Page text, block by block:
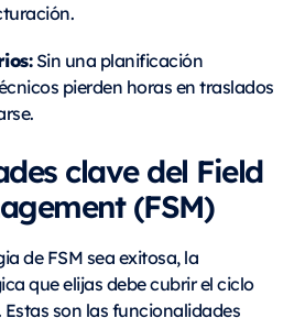
Sin una planificación
pierden horas en traslados
clave del Field
(FSM)
de FSM sea exitosa, la
que elijas debe cubrir el ciclo
son las funcionalidades